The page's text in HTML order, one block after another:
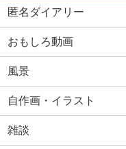
匿名ダイアリー
おもしろ動画
風景
自作画・イラスト
雑談